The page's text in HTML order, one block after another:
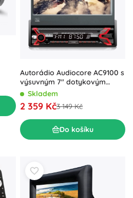
Autorádio Audiocore AC9100 s
výsuvným 7" dotykovým
displejem, bluetooth a USB
Skladem
2 359 Kč3 149 Kč
Do košíku